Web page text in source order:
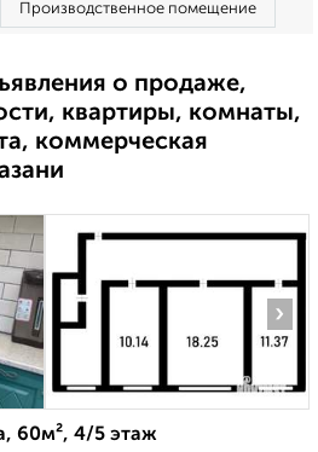
Производственное помещение
о продаже,
квартиры, комнаты,
коммерческая
›
60м², 4/5 этаж